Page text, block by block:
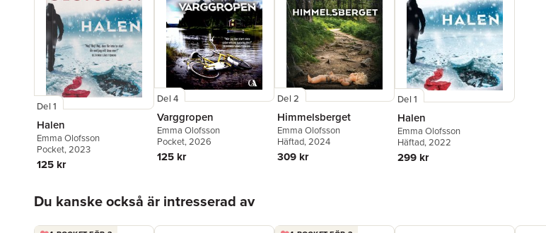
Del 1
Halen
Emma Olofsson
Pocket, 2023
125 kr
Del 4
Varggropen
Emma Olofsson
Pocket, 2026
125 kr
Del 2
Himmelsberget
Emma Olofsson
Häftad, 2024
309 kr
Del 1
Halen
Emma Olofsson
Häftad, 2022
299 kr
Du kanske också är intresserad av